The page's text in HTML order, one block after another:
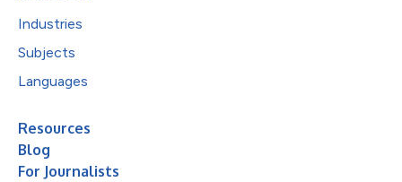
Industries
Subjects
Languages
Resources
Blog
For Journalists